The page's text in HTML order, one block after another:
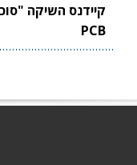
קיידנס השיקה
PCB